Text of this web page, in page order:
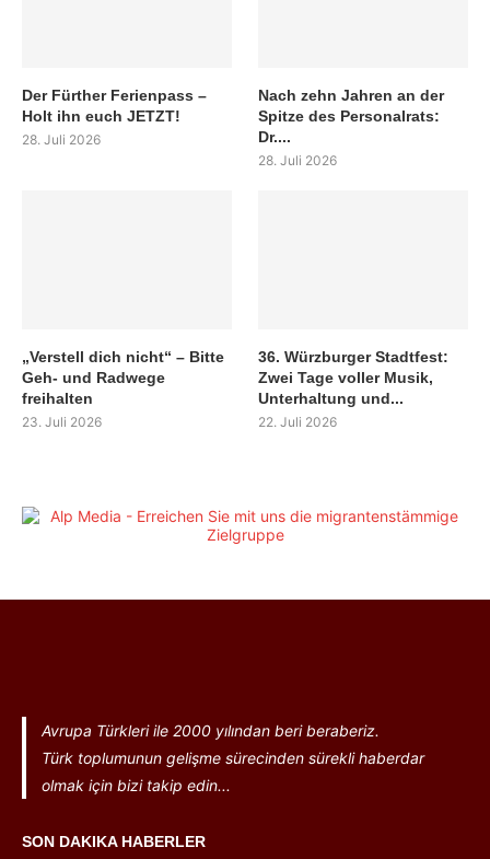
Der Fürther Ferienpass –
Holt ihn euch JETZT!
28. Juli 2026
Nach zehn Jahren an der
Spitze des Personalrats:
Dr....
28. Juli 2026
„Verstell dich nicht“ – Bitte
Geh- und Radwege
freihalten
23. Juli 2026
36. Würzburger Stadtfest:
Zwei Tage voller Musik,
Unterhaltung und...
22. Juli 2026
Avrupa Türkleri ile 2000 yılından beri beraberiz.
Türk toplumunun gelişme sürecinden sürekli haberdar
olmak için bizi takip edin...
SON DAKIKA HABERLER